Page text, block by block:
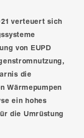
verteuert sich
von EUPD
die
Wärmepumpen
ein hohes
die Umrüstung